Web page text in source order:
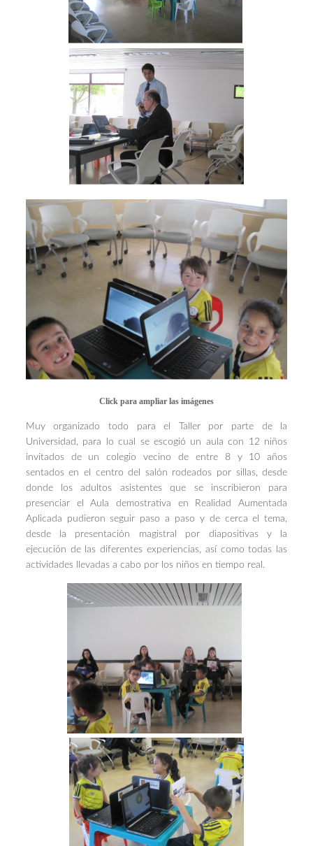
Click para ampliar las imágenes
Muy organizado todo para el Taller por parte de la
Universidad, para lo cual se escogió un aula con 12 niños
invitados de un colegio vecino de entre 8 y 10 años
sentados en el centro del salón rodeados por sillas, desde
donde los adultos asistentes que se inscribieron para
presenciar el Aula demostrativa en Realidad Aumentada
Aplicada pudieron seguir paso a paso y de cerca el tema,
desde la presentación magistral por diapositivas y la
ejecución de las diferentes experiencias, así como todas las
actividades llevadas a cabo por los niños en tiempo real.